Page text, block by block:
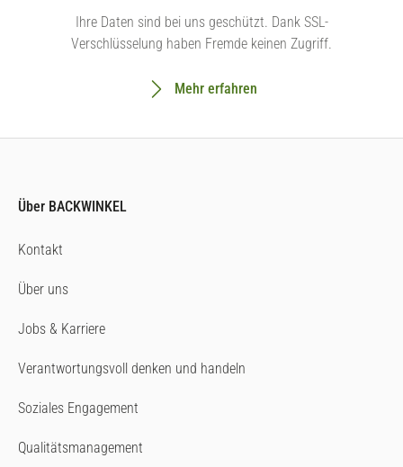
Ihre Daten sind bei uns geschützt. Dank SSL-
Verschlüsselung haben Fremde keinen Zugriff.
Mehr erfahren
Über BACKWINKEL
Kontakt
Über uns
Jobs & Karriere
Verantwortungsvoll denken und handeln
Soziales Engagement
Qualitätsmanagement